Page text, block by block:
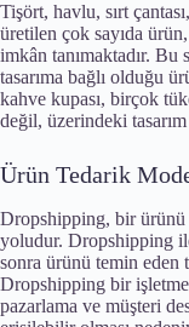
Tişört, havlu, sırt
üretilen çok sayıda
imkân tanımaktadır. Bu
tasarıma bağlı olduğu
kahve kupası, birçok
değil, üzerindeki tasarım
Ürün Tedarik
Dropshipping, bir ürünü
yoludur. Dropshipping
sonra ürünü temin eden
Dropshipping bir işletme
pazarlama ve müşteri